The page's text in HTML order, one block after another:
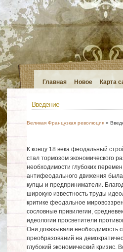
Главная Новое Карта
Введение
Великая Французкая революция»
К концу 18 века феодальный
стал тормозом экономического
необходимости глубоких
антифеодального движения
купцы и предприниматели.
широкую известность труды
критике феодальное
сословные привилегии,
идеологии просветители
Они доказывали необходимость
преобразований на
глубокий экономический кризис.